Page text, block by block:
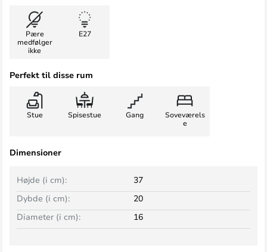
Pære
medfølger
ikke
E27
Perfekt til disse rum
Stue Spisestue Gang
Soveværels
e
Dimensioner
Højde (i cm):
37
Dybde (i cm):
20
Diameter (i cm):
16